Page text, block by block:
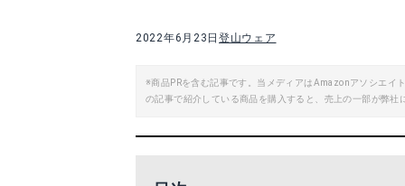
2022年6月23日 登山ウェア
※商品PRを含む記事です。当メディアはAmazonアソシエイ
の記事で紹介している商品を購入すると、売上の一部が弊社